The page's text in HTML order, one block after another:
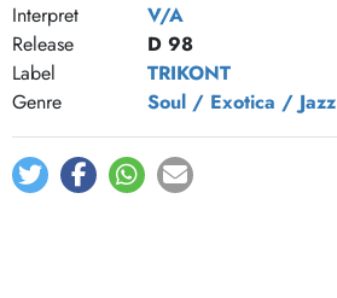
Interpret
V/A
Release
D 98
Label
TRIKONT
Genre
Soul / Exotica / Jazz